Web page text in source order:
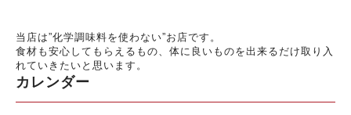
当店は”化学調味料を使わない”お店です。
食材も安心してもらえるもの、体に良いものを出来るだけ取り入
れていきたいと思います。
カレンダー